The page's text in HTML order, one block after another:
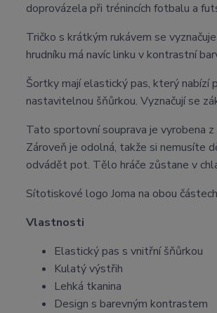
doprovázela při trénincích fotbalu a
Tričko s krátkým rukávem se
hrudníku má navíc linku v kontrastní
Šortky mají elastický pas, který nabízí
nastavitelnou šňůrkou. Vyznačují se
Tato sportovní souprava je vyrobena
Zároveň je odolná, takže si nemusíte
odvádět pot. Tělo hráče zůstane v
Sítotiskové logo Joma na obou
Vlastnosti
Elastický pas s vnitřní šňůrkou
Kulatý výstřih
Lehká tkanina
Design s barevným kontrastem